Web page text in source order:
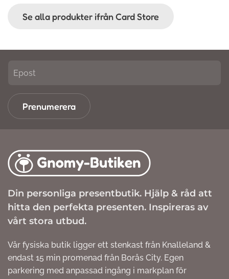
Se alla produkter ifrån Card Store
Prenumerera
Din personliga presentbutik. Hjälp & råd att
hitta den perfekta presenten. Inspireras av
vårt stora utbud.
Vår fysiska butik ligger ett stenkast från Knalleland &
endast 15 min promenad från Borås City. Egen
parkering med anpassad ingång i markplan för